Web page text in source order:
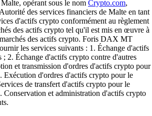
opérant sous le nom Crypto.com,
des services financiers de Malte en tant
d'actifs crypto conformément au règlement
des actifs crypto tel qu'il est mis en œuvre à
des actifs crypto. Foris DAX MT
les services suivants : 1. Échange d'actifs
; 2. Échange d'actifs crypto contre d'autres
et transmission d'ordres d'actifs crypto pour
Exécution d'ordres d'actifs crypto pour le
de transfert d'actifs crypto pour le
Conservation et administration d'actifs crypto